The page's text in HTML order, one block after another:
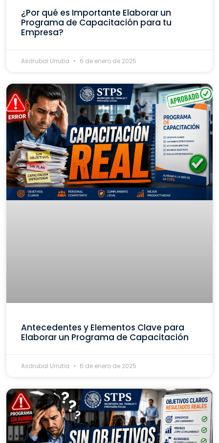
¿Por qué es Importante Elaborar un
Programa de Capacitación para tu
Empresa?
Asdrubal Urrutia 6 de enero de 2025
Antecedentes y Elementos Clave para
Elaborar un Programa de Capacitación
Asdrubal Urrutia 6 de enero de 2025